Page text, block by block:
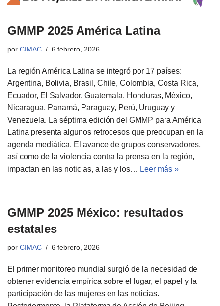
GMMP 2025 América Latina
por CIMAC 6 febrero, 2026
La región América Latina se integró por 17 países:
Argentina, Bolivia, Brasil, Chile, Colombia, Costa Rica,
Ecuador, El Salvador, Guatemala, Honduras, México,
Nicaragua, Panamá, Paraguay, Perú, Uruguay y
Venezuela. La séptima edición del GMMP para América
Latina presenta algunos retrocesos que preocupan en la
agenda mediática. El avance de grupos conservadores,
así como de la violencia contra la prensa en la región,
impactan en las noticias, a las y los… Leer más »
GMMP 2025 México: resultados
estatales
por CIMAC 6 febrero, 2026
El primer monitoreo mundial surgió de la necesidad de
obtener evidencia empírica sobre el lugar, el papel y la
participación de las mujeres en las noticias.